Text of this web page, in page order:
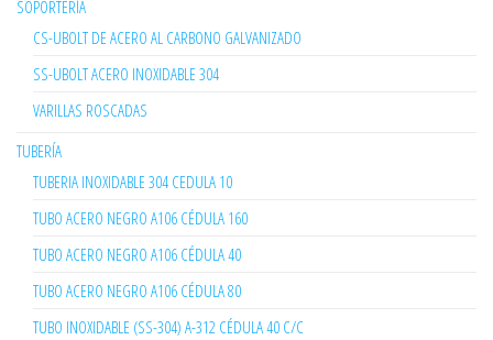
SOPORTERÍA
CS-UBOLT DE ACERO AL CARBONO GALVANIZADO
SS-UBOLT ACERO INOXIDABLE 304
VARILLAS ROSCADAS
TUBERÍA
TUBERIA INOXIDABLE 304 CEDULA 10
TUBO ACERO NEGRO A106 CÉDULA 160
TUBO ACERO NEGRO A106 CÉDULA 40
TUBO ACERO NEGRO A106 CÉDULA 80
TUBO INOXIDABLE (SS-304) A-312 CÉDULA 40 C/C